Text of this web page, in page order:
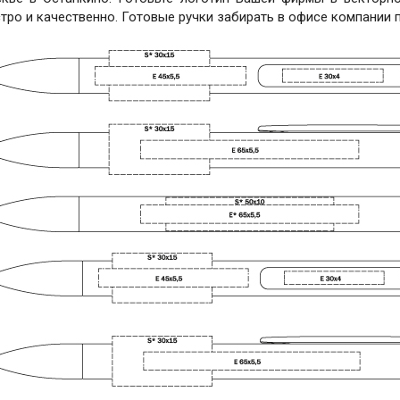
и качественно. Готовые ручки забирать в офисе компании